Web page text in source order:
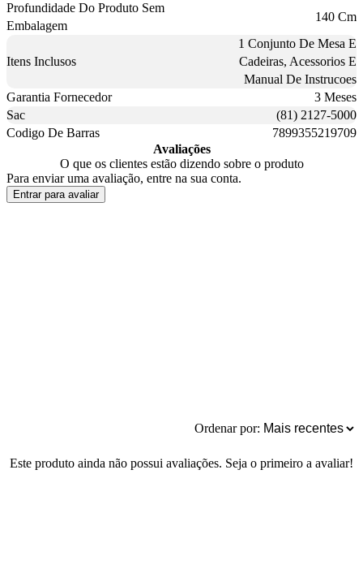
Profundidade Do Produto Sem
Embalagem
140 Cm
Itens Inclusos
1 Conjunto De Mesa E
Cadeiras, Acessorios E
Manual De Instrucoes
Garantia Fornecedor
3 Meses
Sac
(81) 2127-5000
Codigo De Barras
7899355219709
Avaliações
O que os clientes estão dizendo sobre o produto
Para enviar uma avaliação, entre na sua conta.
Entrar para avaliar
Ordenar por:
Este produto ainda não possui avaliações. Seja o primeiro a avaliar!